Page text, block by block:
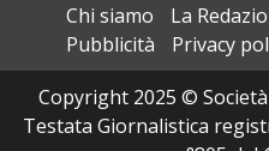
Chi siamo
La
Pubblicità
Privacy
Copyright 2025 ©
Testata Giornalistica